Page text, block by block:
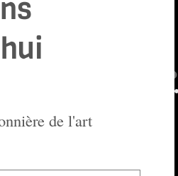
de l'art